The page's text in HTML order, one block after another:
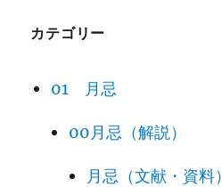
カテゴリー
01 月忌
00月忌（解説）
月忌（文献・資料）